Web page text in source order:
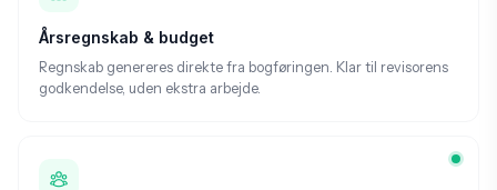
Årsregnskab & budget
Regnskab genereres direkte fra bogføringen. Klar til revisorens
godkendelse, uden ekstra arbejde.